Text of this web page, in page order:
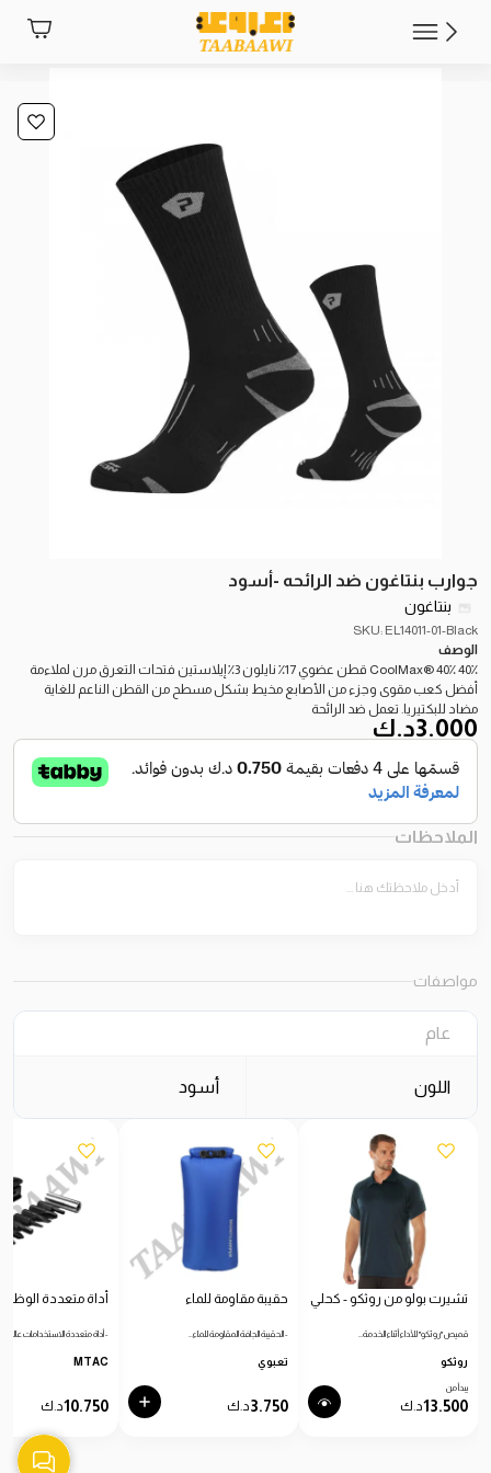
جوارب بنتاغون ضد الرائحه -أسود
بنتاغون
SKU: EL14011-01-Black
الوصف
40٪ CoolMax® 40٪ قطن عضوي 17٪ نايلون 3٪ إيلاستين فتحات التعرق مرن لملاءمة
أفضل كعب مقوى وجزء من الأصابع مخيط بشكل مسطح من القطن الناعم للغاية
مضاد للبكتيريا. تعمل ضد الرائحة
3.000د.ك
الملاحظات
مواصفات
عام
اللون أسود
تشيرت بولو من روثكو - كحلي
قميص "روثكو" للأداء أثناء الخدمة…
روثكو
يبدأ من
13.500د.ك
حقيبة مقاومة للماء
- الحقيبة الجافة المقاومة للماء…
تعبوي
3.750د.ك
أداة متعددة
- أداة متعددة الاستخدامات عالية…
MTAC
10.750د.ك